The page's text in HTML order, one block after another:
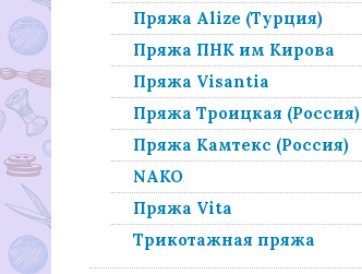
Пряжа Alize (Турция)
Пряжа ПНК им Кирова
Пряжа Visantia
Пряжа Троицкая (Россия)
Пряжа Камтекс (Россия)
NAKO
Пряжа Vita
Трикотажная пряжа